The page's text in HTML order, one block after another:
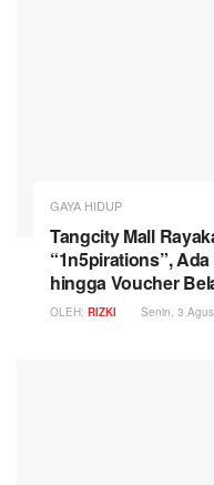
GAYA HIDUP
Tangcity Mall
“1n5pirations”,
hingga Voucher
OLEH: RIZKI Senin, 3